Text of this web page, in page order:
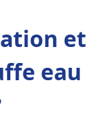
et
eau